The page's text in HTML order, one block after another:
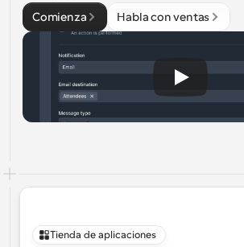
Comienza Habla con ventas
Tienda de aplicaciones